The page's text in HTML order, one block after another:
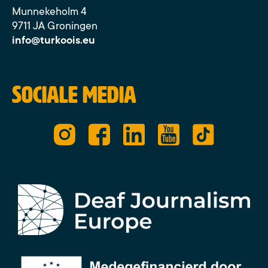
Munnekeholm 4
9711 JA Groningen
info@turkoois.eu
Sociale media